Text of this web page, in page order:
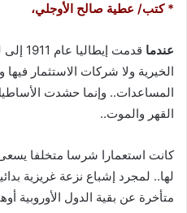
* كتب/ عطية صالح الأوجلي،
عندما
قدمت
الخيرية ولا شركات الاستثمار فيها
المساعدات.. وإنما حشدت
القهر والموت..
كانت استعمارا شرسا متخلفا
لها.. لمجرد إشباع نزعة غريزية
متأخرة عن بقية الدول الأوروبية